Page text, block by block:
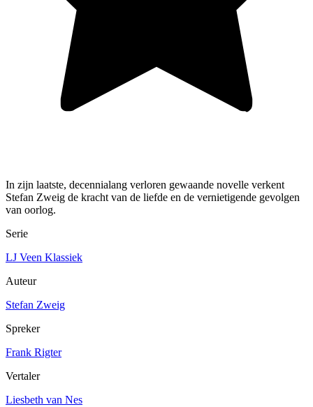
In zijn laatste, decennialang verloren gewaande novelle verkent
Stefan Zweig de kracht van de liefde en de vernietigende gevolgen
van oorlog.
Serie
LJ Veen Klassiek
Auteur
Stefan Zweig
Spreker
Frank Rigter
Vertaler
Liesbeth van Nes